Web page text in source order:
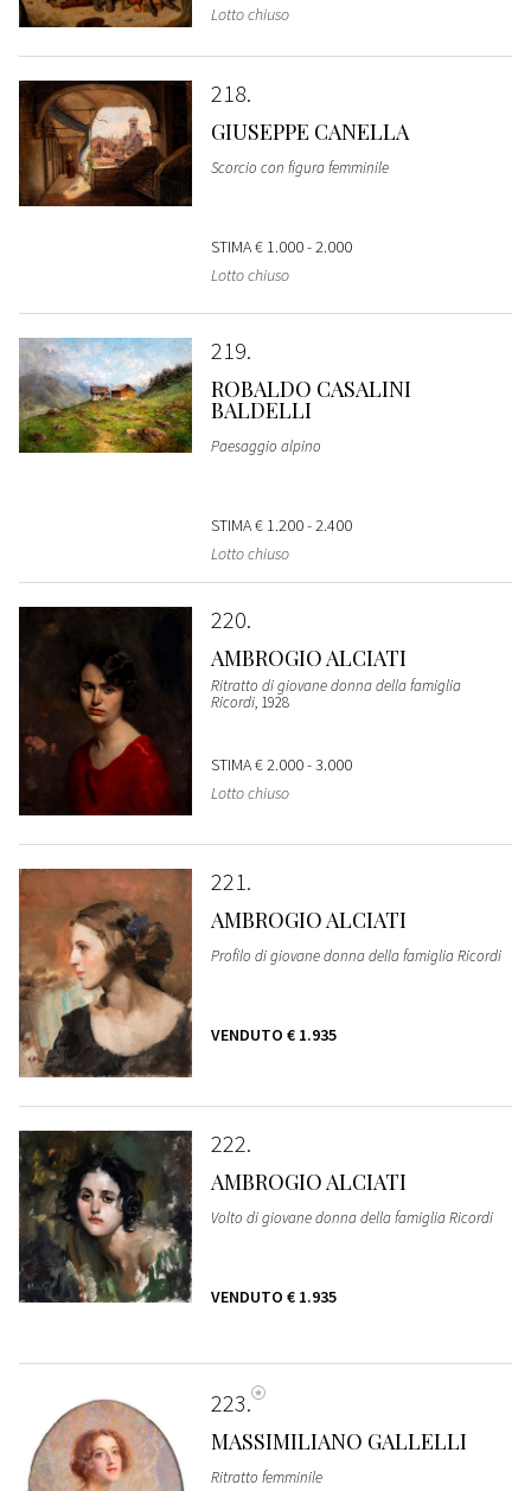
Lotto chiuso
218
GIUSEPPE CANELLA
Scorcio con figura femminile
STIMA€ 1.000 - 2.000
Lotto chiuso
219
ROBALDO CASALINI
BALDELLI
Paesaggio alpino
STIMA€ 1.200 - 2.400
Lotto chiuso
220
AMBROGIO ALCIATI
Ritratto di giovane donna della famiglia
Ricordi, 1928
STIMA€ 2.000 - 3.000
Lotto chiuso
221
AMBROGIO ALCIATI
Profilo di giovane donna della famiglia Ricordi
VENDUTO € 1.935
222
AMBROGIO ALCIATI
Volto di giovane donna della famiglia Ricordi
VENDUTO € 1.935
223
MASSIMILIANO GALLELLI
Ritratto femminile